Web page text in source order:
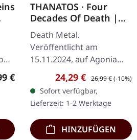
Preis:
€
THANATOS · Four
Decades Of Death |
CLEAR/RED SMOKE
LP+DVD
Death Metal.
Veröffentlicht am
15.11.2024, auf Agonia
Records. Klares Vinyl mit
rotem Rauch + Bonus-
DVD, limitiert auf 100
Exemplare. "Four
Decades…
Verkaufspreis:
24,29 € Regulärer Preis:
26,99 €(-10%)
Sofort verfügbar,
Lieferzeit: 1-2 Werktage
HINZUFÜGEN